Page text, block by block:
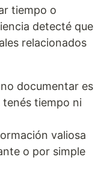
tiempo o
detecté que
relacionados
documentar es
tiempo ni
valiosa
o por simple